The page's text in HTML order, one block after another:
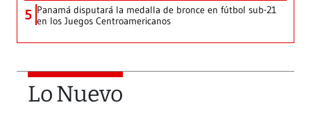
5 Panamá disputará la medalla de bronce en fútbol sub-21
en los Juegos Centroamericanos
Lo Nuevo